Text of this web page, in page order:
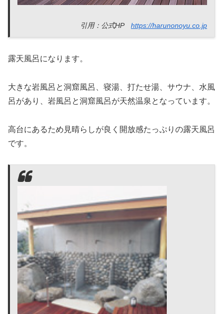
引用：公式HP https://harunonoyu.co.jp
露天風呂になります。
大きな岩風呂と洞窟風呂、寝湯、打たせ湯、サウナ、水風
呂があり、岩風呂と洞窟風呂が天然温泉となっています。
高台にあるため見晴らしが良く開放感たっぷりの露天風呂
です。